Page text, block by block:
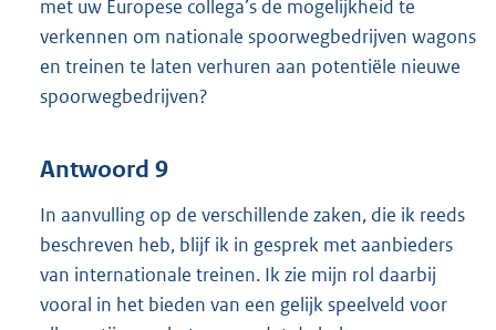
met uw Europese collega’s de mogelijkheid te
verkennen om nationale spoorwegbedrijven wagons
en treinen te laten verhuren aan potentiële nieuwe
spoorwegbedrijven?
Antwoord 9
In aanvulling op de verschillende zaken, die ik reeds
beschreven heb, blijf ik in gesprek met aanbieders
van internationale treinen. Ik zie mijn rol daarbij
vooral in het bieden van een gelijk speelveld voor